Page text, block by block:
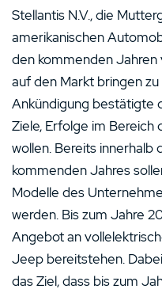
Stellantis N.V., die
amerikanischen
den kommenden
auf den Markt bringen
Ankündigung bestätigte
Ziele, Erfolge im
wollen. Bereits
kommenden Jahres
Modelle des
werden. Bis zum Jahre
Angebot an
Jeep bereitstehen.
das Ziel, dass bis zum